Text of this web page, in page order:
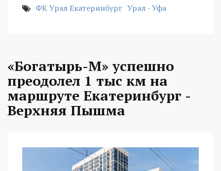
ФК Урал Екатеринбург Урал - Уфа
«Богатырь-М» успешно
преодолел 1 тыс км на
маршруте Екатеринбург -
Верхняя Пышма